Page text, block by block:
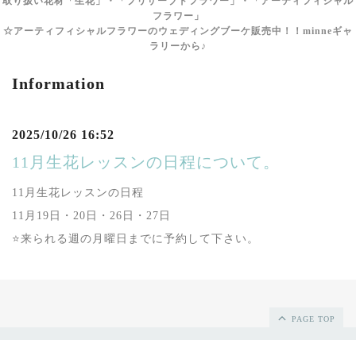
フラワー」
☆アーティフィシャルフラワーのウェディングブーケ販売中！！minneギャ
ラリーから♪
Information
2025/10/26 16:52
11月生花レッスンの日程について。
11月生花レッスンの日程
11月19日・20日・26日・27日
⭐️来られる週の月曜日までに予約して下さい。
PAGE TOP